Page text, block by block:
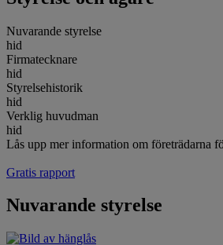
Nuvarande styrelse
hid
Firmatecknare
hid
Styrelsehistorik
hid
Verklig huvudman
hid
Lås upp mer information om företrädarna
Gratis rapport
Nuvarande styrelse